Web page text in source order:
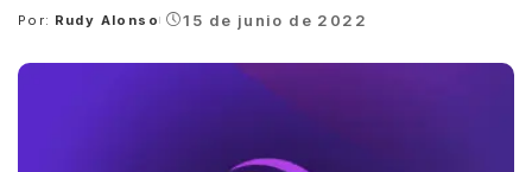
Posted
Por: Rudy Alonso 15 de junio de 2022